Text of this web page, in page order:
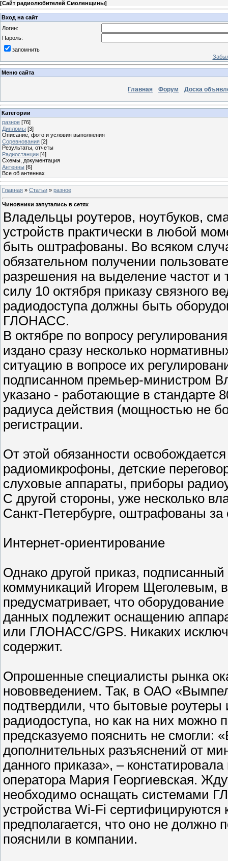
[Сайт радиолюбителей Смоленщины]
Вход на сайт
Логин:
Пароль:
запомнить
Меню сайта
Главная Форум Доска
Категории
разное [76]
Дипломы [3]
Описание, фото и условия выполнения
Соревнования [2]
Результаты, отчеты
Радиостанции [4]
Схемы, документация
Антенны [6]
Все об антеннах
Главная » Статьи » разное
Чиновники запутались в сетях
Владельцы роутеров, ноутбуков,
устройств практически в любой
быть оштрафованы. Во всяком
обязательном получении
разрешения на выделение частот и
силу 10 октября приказу связного
радиодоступа должны быть
ГЛОНАСС.
В октябре по вопросу
издано сразу несколько
ситуацию в вопросе их
подписанном премьер-министром
указано - работающие в стандарте
радиуса действия (мощностью не
регистрации.
От этой обязанности
радиомикрофоны, детские
слуховые аппараты, приборы
С другой стороны, уже несколько
Санкт-Петербурге, оштрафованы за
Интернет-ориентирование
Однако другой приказ,
коммуникаций Игорем Щеголевым,
предусматривает, что
данных подлежит оснащению
или ГЛОНАСС/GPS. Никаких
содержит.
Опрошенные специалисты рынка
нововведением. Так, в ОАО
подтвердили, что бытовые роутеры
радиодоступа, но как на них
предсказуемо пояснить не
дополнительных разъяснений от
данного приказа», –
оператора Мария Георгиевская.
необходимо оснащать системами
устройства Wi-Fi сертифицируются
предполагается, что оно не должно
пояснили в компании.